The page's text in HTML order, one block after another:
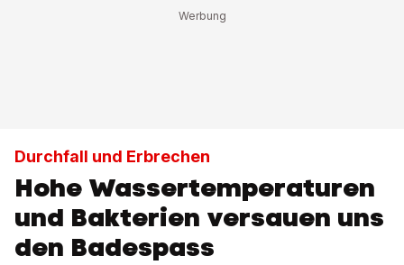
Durchfall und Erbrechen
Hohe Wassertemperaturen
und Bakterien versauen uns
den Badespass